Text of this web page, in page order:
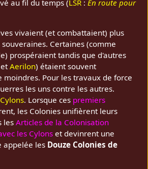
au fil du temps (LSR :En route pour
vivaient (et combattaient) plus
Certaines (comme
prospéraient tandis que d'autres
etAerilon) étaient souvent
moindres. Pour les travaux de force
les uns contre les autres.
Cylons. Lorsque ces premiers
les Colonies unifièrent leurs
lesArticles de la Colonisation
les Cylons et devinrent une
appelée les Douze Colonies de